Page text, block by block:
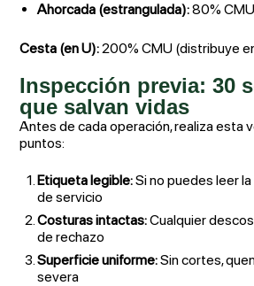
Ahorcada (estrangulada):80% CMU
Cesta (en U):200% CMU (distribuye
Inspección previa: 30
que salvan vidas
Antes de cada operación, realiza esta
puntos:
Etiqueta legible:Si no puedes leer
de servicio
Costuras intactas:Cualquier
de rechazo
Superficie uniforme:Sin cortes,
severa